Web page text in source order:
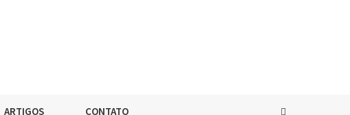
ARTIGOS CONTATO